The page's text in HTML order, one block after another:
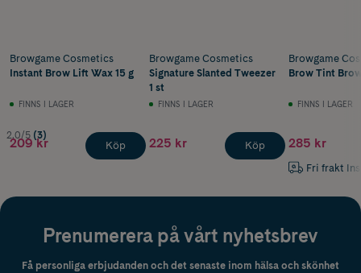
Browgame Cosmetics
Instant Brow Lift Wax 15 g
FINNS I LAGER
2.0/5 (3)
209 kr Köp
Browgame Cosmetics
Signature Slanted Tweezer
1 st
FINNS I LAGER
225 kr Köp
Browgame
Brow Tint
FINNS I LAGER
285 kr
Fri frakt
Prenumerera på vårt nyhetsbrev
Få personliga erbjudanden och det senaste inom hälsa och skönhet